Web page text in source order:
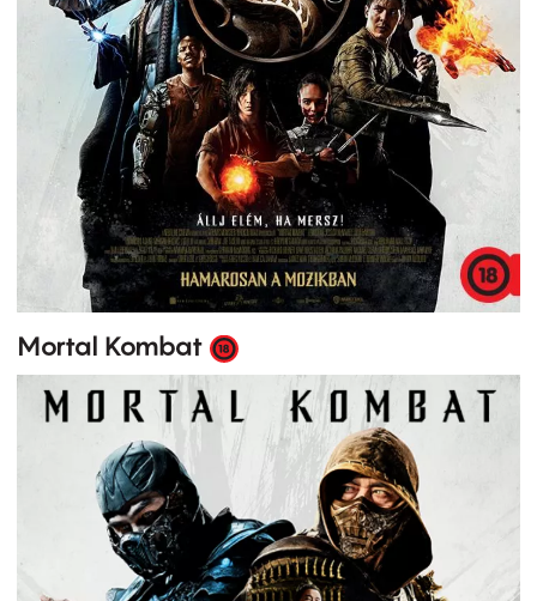
Mortal Kombat